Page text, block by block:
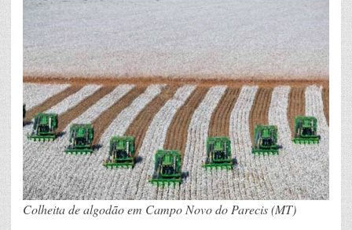
Colheita de algodão em Campo Novo do Parecis (MT)